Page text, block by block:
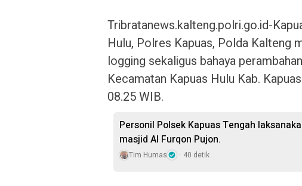
Tribratanews.kalteng.polri.go.id-
Hulu, Polres Kapuas, Polda Kalteng
logging sekaligus bahaya
Kecamatan Kapuas Hulu Kab.
08.25 WIB.
Personil Polsek Kapuas Tengah
masjid Al Furqon Pujon.
Tim Humas 40 detik